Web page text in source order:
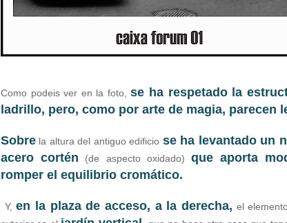
Como podeis ver en la foto,se ha respetado la
ladrillo, pero, como por arte de magia, parecen
Sobre la altura del antiguo edificio se ha levantado un
acero cortén (de aspecto oxidado)que aporta
romper el equilibrio cromático.
Y,en la plaza de acceso, a la derecha, el